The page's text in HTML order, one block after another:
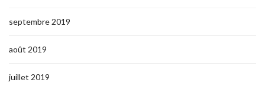
septembre 2019
août 2019
juillet 2019